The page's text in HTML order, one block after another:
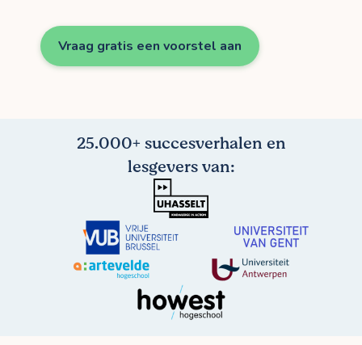
Vraag gratis een voorstel aan
25.000+ succesverhalen en
lesgevers van: